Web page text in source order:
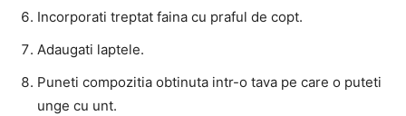
Incorporati treptat faina cu praful de copt.
Adaugati laptele.
Puneti compozitia obtinuta intr-o tava pe care o puteti
unge cu unt.